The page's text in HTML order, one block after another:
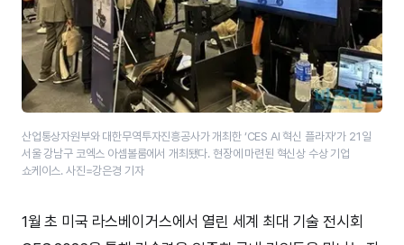
산업통상자원부와 대한무역투자진흥공사가 개최한 ‘CES AI 혁신 플라자’가 21일
서울 강남구 코엑스 아셈볼룸에서 개최됐다. 현장에 마련된 혁신상 수상 기업
쇼케이스. 사진=강은경 기자
1월 초 미국 라스베이거스에서 열린 세계 최대 기술 전시회